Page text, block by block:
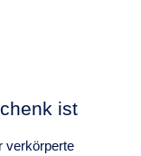
ist
verkörperte